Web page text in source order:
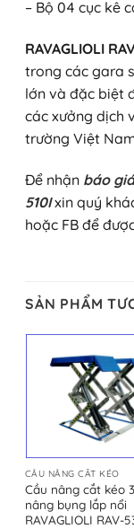
– Bộ 04 cục kê
RAVAGLIOLI
trong các gara
lớn và đặc biệt
các xưởng dịch
trường Việt
Để nhận báo
510Ixin quý
hoặc FB để
SẢN PHẨM
CẦU NÂNG CẮT KÉO
Cầu nâng cắt kéo
nâng bụng lắp nổi
RAVAGLIOLI RAV-